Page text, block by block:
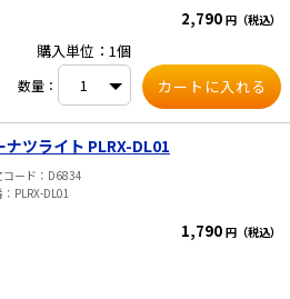
できます ●チャージングインジケーター：充電
LED×1 ・明るさ（約）：200ルーメン（Highモ
ド時）／60ルーメン（Midモード時）／10ルー
ン（Ecoモード時） ・光度（約）：496カンデ
Highモード時）／161カンデラ（Midモード
／31カンデラ（Ecoモード時） ・使用電池：
リチウムイオン充電池 3.7V 320mAh ・充電
（約）：1.5時間 ・電池寿命：充放電 約500
点灯時間（約）：2時間（Highモード）／5時
：フォーカスコントロール ・照射距離
約）：45m（最大時（スポットビーム時）） ・
2,790 円（税込）
購入単位：1個
数量：
ナツライト PLRX-DL01
コード
D6834
PLRX-DL01
1,790 円（税込）